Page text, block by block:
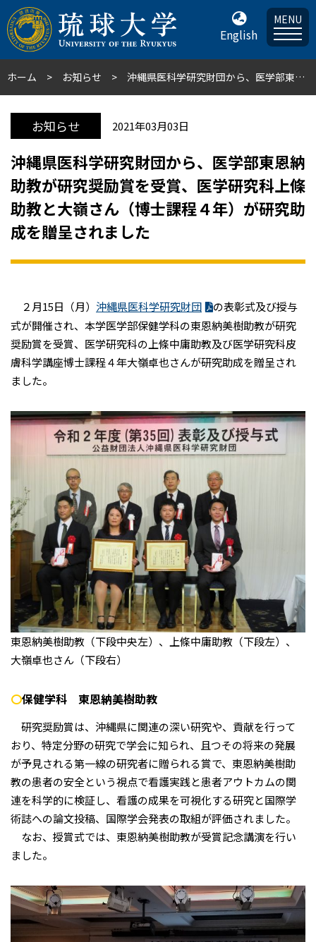
English
MENU
ホーム お知らせ 沖縄県医科学研究財団から、医学部東恩納助教が研究奨励賞を受賞、医学研究科上條助教と大嶺さん（博士課程４年）が研究助成を贈呈されました
お知らせ 2021年03月03日
沖縄県医科学研究財団から、医学部東恩納
助教が研究奨励賞を受賞、医学研究科上條
助教と大嶺さん（博士課程４年）が研究助
成を贈呈されました
２月15日（月） 沖縄県医科学研究財団
の表彰式及び授与
式が開催され、本学医学部保健学科の東恩納美樹助教が研究
奨励賞を受賞、医学研究科の上條中庸助教及び医学研究科皮
膚科学講座博士課程４年大嶺卓也さんが研究助成を贈呈され
ました。
東恩納美樹助教（下段中央左）、上條中庸助教（下段左）、
大嶺卓也さん（下段右）
〇保健学科 東恩納美樹助教
研究奨励賞は、沖縄県に関連の深い研究や、貢献を行って
おり、特定分野の研究で学会に知られ、且つその将来の発展
が予見される第一線の研究者に贈られる賞で、東恩納美樹助
教の患者の安全という視点で看護実践と患者アウトカムの関
連を科学的に検証し、看護の成果を可視化する研究と国際学
術誌への論文投稿、国際学会発表の取組が評価されました。
なお、授賞式では、東恩納美樹助教が受賞記念講演を行い
ました。